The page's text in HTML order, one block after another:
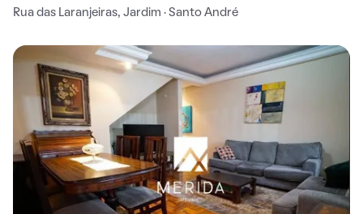
Rua das Laranjeiras, Jardim · Santo André